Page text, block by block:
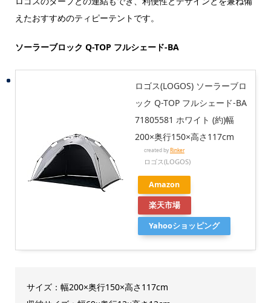
えたおすすめのティピーテントです。
ソーラーブロック Q-TOP フルシェード-BA
ロゴス(LOGOS) ソーラーブロ
ック Q-TOP フルシェード-BA
71805581 ホワイト (約)幅
200×奥行150×高さ117cm
created byRinker
ロゴス(LOGOS)
Amazon
楽天市場
Yahooショッピング
サイズ：幅200×奥行150×高さ117cm